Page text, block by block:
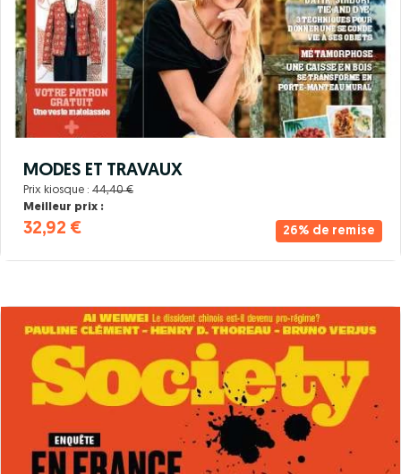
26% de remise
MODES ET TRAVAUX
Prix kiosque : 44,40 €
Meilleur prix :
32,92 €